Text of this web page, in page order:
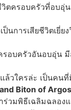
ครอบครัวที่อบ
ารเสียชีวิตเยี่
อบครัวอันอบอุ่
ล้วใครล่ะ เป็นค
Biton of
มพิธีเฉลิมฉลอง